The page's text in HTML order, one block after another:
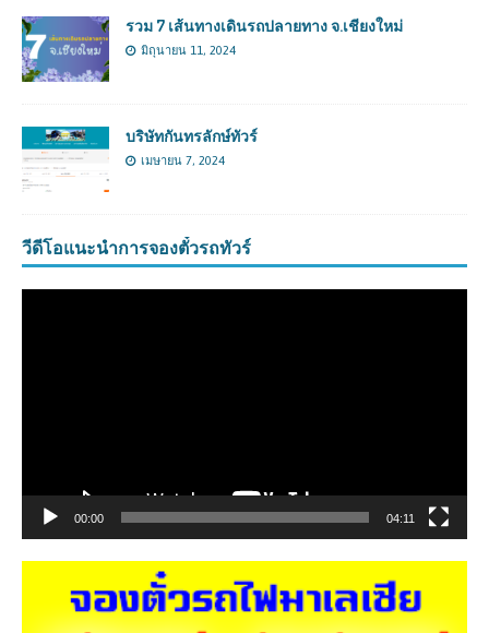
รวม 7 เส้นทางเดินรถปลายทาง จ.เชียงใหม่
มิถุนายน 11, 2024
บริษัทกันทรลักษ์ทัวร์
เมษายน 7, 2024
วีดีโอแนะนำการจองตั๋วรถทัวร์
00:00 04:11